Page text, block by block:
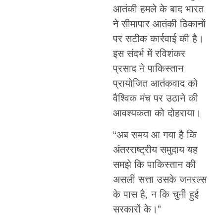
आतंकी हमले के बाद भारत
ने सीमापार आतंकी ठिकानों
पर सटीक कार्रवाई की है।
इस संदर्भ में रविशंकर
प्रसाद ने पाकिस्तान
प्रायोजित आतंकवाद को
वैश्विक मंच पर उठाने की
आवश्यकता को दोहराया।
“अब समय आ गया है कि
अंतरराष्ट्रीय समुदाय यह
समझे कि पाकिस्तान की
असली सत्ता उसके जनरल्स
के पास है, न कि चुनी हुई
सरकारों के।”